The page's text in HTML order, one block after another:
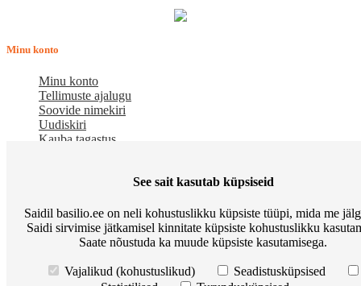
Minu konto
Minu konto
Tellimuste ajalugu
Soovide nimekiri
Uudiskiri
Kauba tagastus
pakub kaupu lemmikloomadele. Me hindame igat ostjat ja väga
loodame, et meie uued kliendid muutuvad püsiklientideks. Me
loodame pikaajalisele ja viljakale koostööle.
küsimused Meist Põhitingimused Preemiapunktid. Allahindlus kuni
See sait kasutab küpsiseid
Saidil basilio.ee on neli kohustuslikku küpsiste tüüpi, mida me
Saidi sirvimise jätkamisel kinnitate küpsiste kohustuslikku
Saate nõustuda ka muude küpsiste kasutamisega.
Vajalikud (kohustuslikud)
Seadistusküpsised